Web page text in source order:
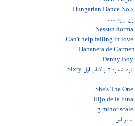
درس 81 - اتود شماره 2 از کتاب اول Sixty